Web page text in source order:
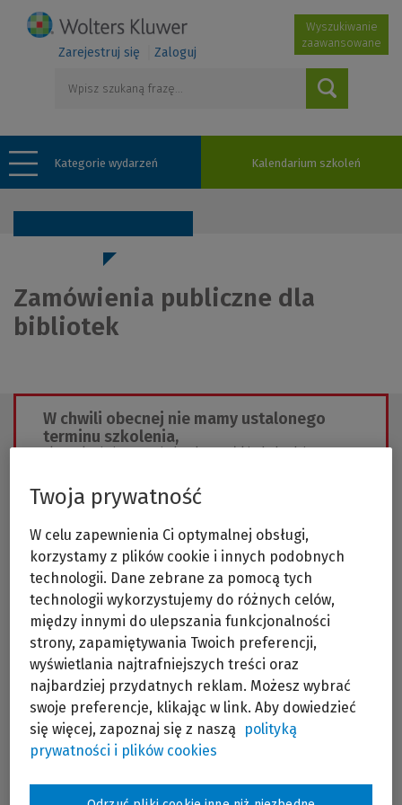
Zarejestruj się Zaloguj
Wyszukiwanie
zaawansowane
Kategorie wydarzeń Kalendarium szkoleń
Zamówienia publiczne dla
bibliotek
W chwili obecnej nie mamy ustalonego
terminu szkolenia,
skontaktuj się z nami aby dopytać kiedy będziemy
Szczegóły szkolenia
Program
Twoja prywatność
W celu zapewnienia Ci optymalnej obsługi,
korzystamy z plików cookie i innych podobnych
technologii. Dane zebrane za pomocą tych
technologii wykorzystujemy do różnych celów,
między innymi do ulepszania funkcjonalności
strony, zapamiętywania Twoich preferencji,
wyświetlania najtrafniejszych treści oraz
najbardziej przydatnych reklam. Możesz wybrać
swoje preferencje, klikając w link. Aby dowiedzieć
się więcej, zapoznaj się z naszą
polityką
prywatności i plików cookies